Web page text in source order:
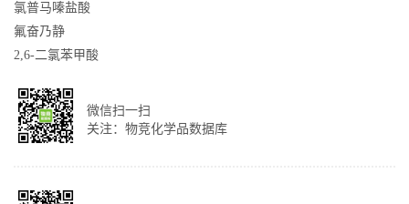
氯普马嗪盐酸
氟奋乃静
2,6-二氯苯甲酸
微信扫一扫
关注：物竞化学品数据库